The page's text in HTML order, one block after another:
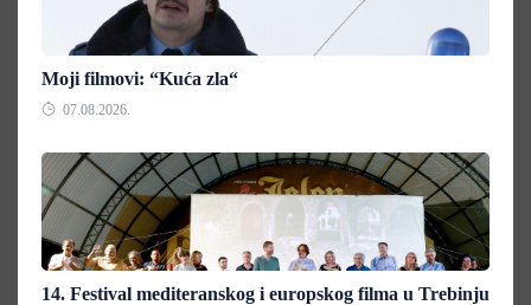
Moji filmovi: “Kuća zla“
07.08.2026.
14. Festival mediteranskog i europskog filma u Trebinju